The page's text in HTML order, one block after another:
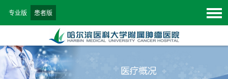
专业版 患者版